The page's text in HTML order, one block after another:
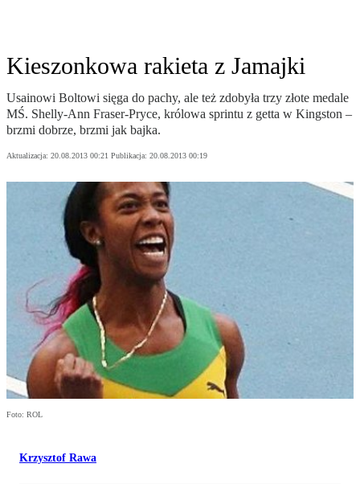
Kieszonkowa rakieta z Jamajki
Usainowi Boltowi sięga do pachy, ale też zdobyła trzy złote medale
MŚ. Shelly-Ann Fraser-Pryce, królowa sprintu z getta w Kingston –
brzmi dobrze, brzmi jak bajka.
Aktualizacja: 20.08.2013 00:21 Publikacja: 20.08.2013 00:19
Foto: ROL
Krzysztof Rawa